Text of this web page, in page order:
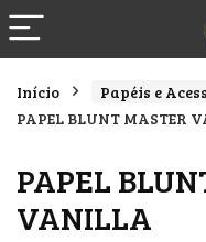
Início Papéis e
PAPEL BLUNT MASTER
PAPEL
VANILLA